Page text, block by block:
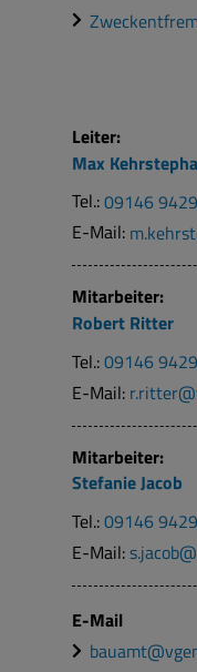
Leiter:
Max
Tel.:09146
E-Mail:
Mitarbeiter:
Robert Ritter
Tel.:09146
E-Mail:
Mitarbeiter:
StefanieJacob
Tel.:09146
E-Mail:
E-Mail